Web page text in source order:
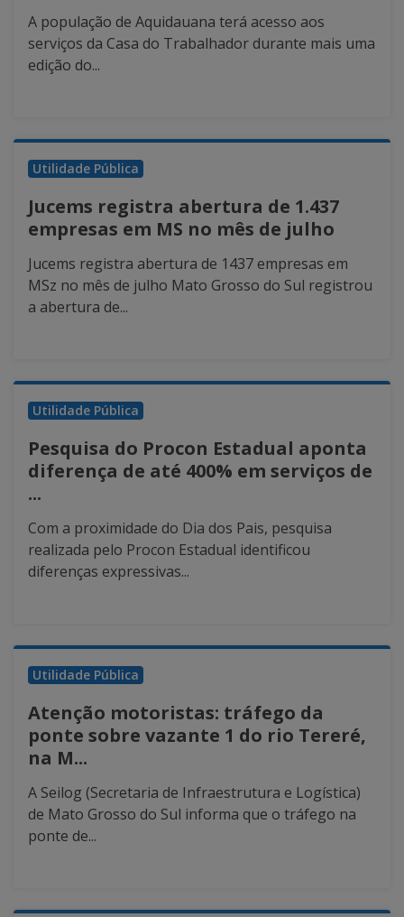
A população de Aquidauana terá acesso aos
serviços da Casa do Trabalhador durante mais uma
edição do...
Utilidade Pública
Jucems registra abertura de 1.437
empresas em MS no mês de julho
Jucems registra abertura de 1437 empresas em
MSz no mês de julho Mato Grosso do Sul registrou
a abertura de...
Utilidade Pública
Pesquisa do Procon Estadual aponta
diferença de até 400% em serviços de
...
Com a proximidade do Dia dos Pais, pesquisa
realizada pelo Procon Estadual identificou
diferenças expressivas...
Utilidade Pública
Atenção motoristas: tráfego da
ponte sobre vazante 1 do rio Tereré,
na M...
A Seilog (Secretaria de Infraestrutura e Logística)
de Mato Grosso do Sul informa que o tráfego na
ponte de...